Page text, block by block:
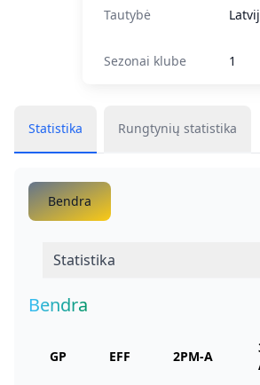
Tautybė
Sezonai klube 1
Statistika Rungtynių statistika
Bendra
Statistika
Bendra
GP EFF 2PM-A